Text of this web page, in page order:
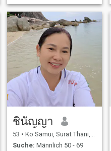
to know me and developing a
ชินัญญา
53 • Ko Samui, Surat Thani, Thailand
Suche: Männlich 50 - 69